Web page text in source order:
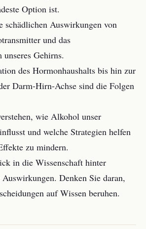
Option ist.
schädlichen Auswirkungen von
und das
unseres Gehirns.
des Hormonhaushalts bis hin zur
Darm-Hirn-Achse sind die Folgen
wie Alkohol unser
und welche Strategien helfen
zu mindern.
in die Wissenschaft hinter
Denken Sie daran,
auf Wissen beruhen.